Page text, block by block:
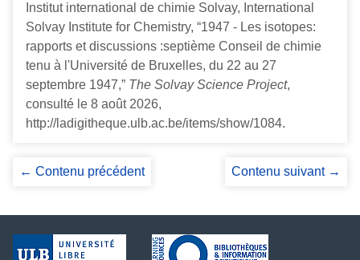
Institut international de chimie Solvay, International
Solvay Institute for Chemistry, “1947 - Les isotopes:
rapports et discussions :septième Conseil de chimie
tenu à l'Université de Bruxelles, du 22 au 27
septembre 1947,” The Solvay Science Project,
consulté le 8 août 2026,
http://ladigitheque.ulb.ac.be/items/show/1084.
← Contenu précédent Contenu suivant →